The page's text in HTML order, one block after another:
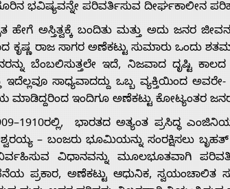
ಭವಿಷ್ಯವನ್ನೇ ಪರಿವರ್ತಿಸುವ ದೀರ್ಘಕಾಲೀನ
ಅಸ್ತಿತ್ವಕ್ಕೆ ಬಂದಿತು ಮತ್ತು ಅದು ಜನರ
ಕೃಷ್ಣ ರಾಜ ಸಾಗರ ಅಣೆಕಟ್ಟು ಸುಮಾರು ಒಂದು
ಬೆಂಬಲಿಸುತ್ತಲೇ ಇದೆ, ನಿಜವಾದ ದೃಷ್ಟಿ ಕಾಲದ
ಇದೆಲ್ಲವೂ ಸಾಧ್ಯವಾದದ್ದು ಒಬ್ಬ ವ್ಯಕ್ತಿಯಿಂದ
ಮಾಡಿದ್ದರಿಂದ ಇಂದಿಗೂ ಅಣೆಕಟ್ಟು ಕೋಟ್ಯಂತರ
ಭಾರತದ ಅತ್ಯಂತ ಪ್ರಸಿದ್ಧ
– ಬಂಜರು ಭೂಮಿಯನ್ನು ಸಂರಕ್ಷಿಸಲು ಬೃಹತ್
ವಿಧಾನವನ್ನು ಮೂಲಭೂತವಾಗಿ
ಪ್ರಕಾರ, ಅಣೆಕಟ್ಟು ಆಧುನಿಕ, ಸ್ವಯಂಚಾಲಿತ